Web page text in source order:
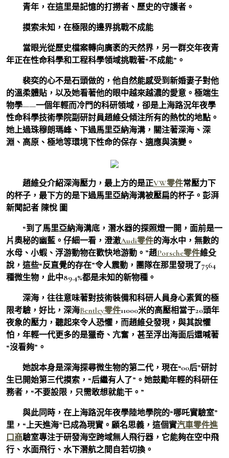
青年，在這里是記憶的打撈者、歷史的守護者。
摸索未知，在極限的邊界挑戰不成能
當眼光從歷史檔案轉向廣袤的天然界，另一群交年夜青
年正在性命科學和工程科學領域挑戰著“不成能”。
裴奕的心不是石頭做的，他自然能感受到新婚妻子對他
的溫柔體貼，以及她看著他的眼中越來越濃的愛意。極端生
物學——一個年輕而冷門的科研領域，卻是上海路況年夜學
性命科學技術學院副研討員趙維殳傾注所有的熱忱的地點。
她上過珠穆朗瑪峰、下過馬里亞納海溝，關注著深海、深
淵、高原、極地等環境下性命的保存、適應與演變。
趙維殳介紹深海壓力，最上方的是正VW零件常壓力下
的杯子，最下方的是下過馬里亞納海溝被壓扁的杯子。彭湃
新聞記者 陳悅 圖
“到了馬里亞納海溝底，潛水器的探照燈一開，面前是一
片奧秘的幽藍。仔細一看，澄澈Audi零件的海水中，無數的
水母、小蝦、浮游動物在歡快地游動。”趙Porsche零件維殳
說，這些“反直覺的存在”令人震動，團隊在那里發現了7564
種微生物，此中89.4%都是未知的新物種。
深海，往往意味著對技術裝備和科研人員身心素質的極
限考驗，好比，深海Bentley零件11000米的高壓相當于20頭年
夜象的壓力，聽起來令人恐懼，而趙維殳發現，與其說懼
怕，年輕一代更多的是獵奇、亢奮，甚至浮出海面后還喊著
“沒看夠”。
她說本身是深海探尋微生物的第二代，現在“00后”研討
生已開始第三代摸索，“后繼有人了”。她鼓勵年輕的科研任
務者，“不要設限，只需敢想就能干。”
與此同時，在上海路況年夜學陸地學院的“哪吒實驗室”
里，“上天進海”已成為現實。顧名思義，這個實汽車零件進
口商驗室專注于研發海空跨域無人飛行器，它能夠在空中飛
行、水面飛行、水下潛航之間自若切換。